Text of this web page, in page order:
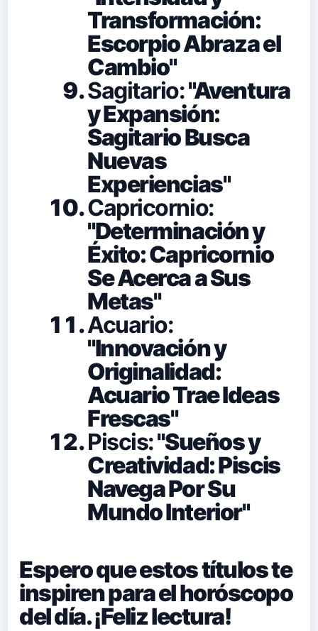
Transformación:
Escorpio Abraza el
Cambio"
Sagitario:"Aventura
y Expansión:
Sagitario Busca
Nuevas
Experiencias"
Capricornio:
"Determinación y
Éxito: Capricornio
Se Acerca a Sus
Metas"
Acuario:
"Innovación y
Originalidad:
Acuario Trae Ideas
Frescas"
Piscis:"Sueños y
Creatividad: Piscis
Navega Por Su
Mundo Interior"
Espero que estos títulos te
inspiren para el horóscopo
del día. ¡Feliz lectura!